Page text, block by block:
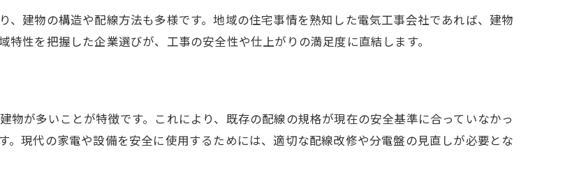
、建物の構造や配線方法も多様です。地域の住宅事情を熟知した電気工事会社であれば、建物
性を把握した企業選びが、工事の安全性や仕上がりの満足度に直結します。
物が多いことが特徴です。これにより、既存の配線の規格が現在の安全基準に合っていなかっ
。現代の家電や設備を安全に使用するためには、適切な配線改修や分電盤の見直しが必要とな